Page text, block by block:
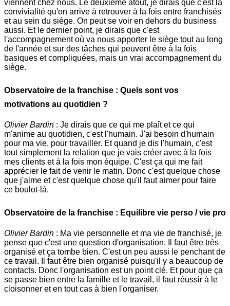
viennent chez nous. Le deuxième atout, je dirais que c'est la
convivialité qu'on arrive à retrouver à la fois entre franchisés
et au sein du siège. On peut se voir en dehors du business
aussi. Et le dernier point, je dirais que c'est
l'accompagnement où va nous apporter le siège tout au long
de l'année et sur des tâches qui peuvent être à la fois
basiques et compliquées, mais un vrai accompagnement du
siège.
Observatoire de la franchise : Quels sont vos
motivations au quotidien ?
Olivier Bardin : Je dirais que ce qui me plaît et ce qui
m'anime au quotidien, c'est l'humain. J'ai besoin d'humain
pour ma vie, pour travailler. Et quand je dis l'humain, c'est
tout simplement la relation que je vais créer avec à la fois
mes clients et à la fois mon équipe. C'est ça qui me fait
apprécier le fait de venir le matin. Donc c'est quelque chose
que j'aime et c'est quelque chose qu'il faut aimer pour faire
ce boulot-là.
Observatoire de la franchise : Equilibre vie perso / vie pro
Olivier Bardin : Ma vie personnelle et ma vie de franchisé, je
pense que c'est une question d'organisation. Il faut être très
organisé et ça tombe bien. C'est un peu aussi le penchant de
ce travail. Il faut être bien organisé puisqu'il y a beaucoup de
contacts. Donc l'organisation est un point clé. Et pour que ça
se passe bien entre la famille et le travail, il faut réussir à le
cloisonner et en tout cas à bien l'organiser.